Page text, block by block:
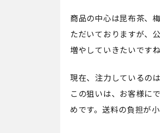
商品の中心は昆布茶、
ただいておりますが、
増やしていきたいですね
現在、注力しているの
この狙いは、お客様に
めです。送料の負担が